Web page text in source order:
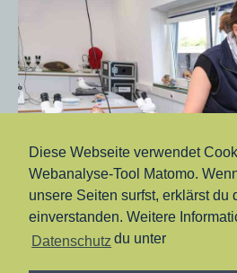
Diese Webseite verwendet
Webanalyse-Tool Matomo.
unsere Seiten surfst, erklärst du
einverstanden. Weitere
du unter
Datenschutz